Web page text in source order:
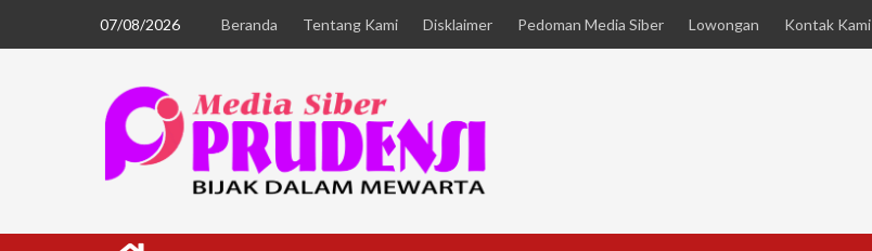
07/08/2026 Beranda Tentang Kami Disklaimer Pedoman Media Siber Lowongan Kontak Kami